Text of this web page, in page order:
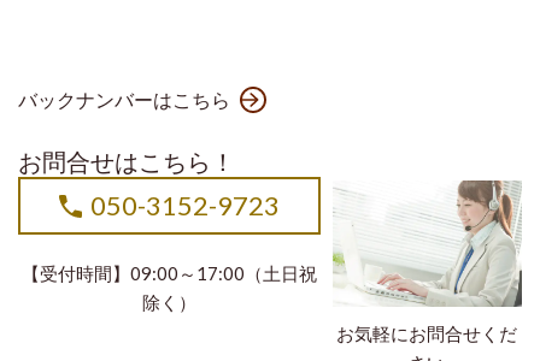
バックナンバーはこちら
お問合せはこちら！
お気軽にお問合せくだ
050-3152-9723
【受付時間】09:00～17:00（土日祝
除く）